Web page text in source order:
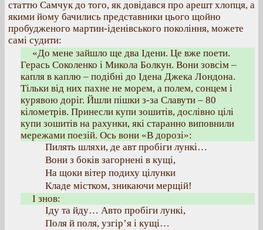
статтю Самчук до того, як довідався про арешт хлопця, а
якими йому бачились представники цього щойно
пробудженого мартин-іденівського покоління, можете
самі судити:
«До мене зайшло ще два Ідени. Це вже поети.
Герась Соколенко і Микола Болкун. Вони зовсім –
капля в каплю – подібні до Ідена Джека Лондона.
Тільки від них пахне не морем, а полем, сонцем і
курявою доріг. Йшли пішки з-за Славути – 80
кілометрів. Принесли купи зошитів, дослівно цілі
купи зошитів на рахунки, які старанно виповнили
мережами поезій. Ось вони «В дорозі»:
Пилять шляхи, де авт пробіги лункі…
Вони з боків загорнені в кущі,
На щоки вітер подиху цілунки
Кладе містком, зникаючи мерщій!
І знов:
Іду та йду… Авто пробіги лункі,
Поля й поля, узгір’я і кущі…